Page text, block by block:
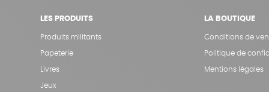
LES PRODUITS
Produits militants
Papeterie
Livres
Jeux
LA BOUTIQUE
Conditions de
Politique de
Mentions légales